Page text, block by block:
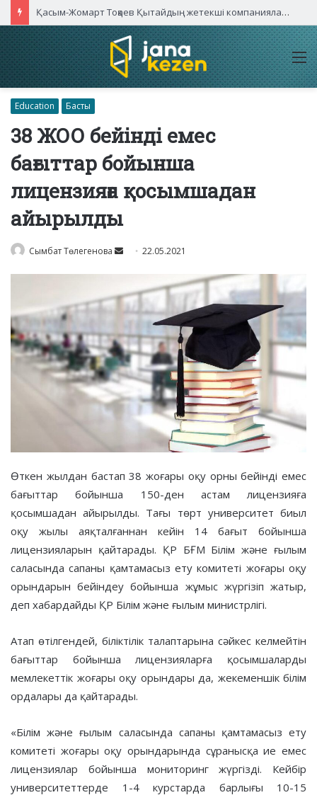
Қасым-Жомарт Тоқаев Қытайдың жетекші компаниялары басшыларымен кездесті
Education Басты
38 ЖОО бейінді емес
бағыттар бойынша
лицензияға қосымшадан
айырылды
Сымбат Төлегенова
Send 22.05.2021
Өткен жылдан бастап 38 жоғары оқу орны бейінді емес
бағыттар бойынша 150-ден астам лицензияға
қосымшадан айырылды. Тағы төрт университет биыл
оқу жылы аяқталғаннан кейін 14 бағыт бойынша
лицензияларын қайтарады. ҚР БҒМ Білім және ғылым
саласында сапаны қамтамасыз ету комитеті жоғары оқу
орындарын бейіндеу бойынша жұмыс жүргізіп жатыр,
деп хабардайды ҚР Білім және ғылым министрлігі.
Атап өтілгендей, біліктілік талаптарына сәйкес келмейтін
бағыттар бойынша лицензияларға қосымшаларды
мемлекеттік жоғары оқу орындары да, жекеменшік білім
ордалары да қайтарады.
«Білім және ғылым саласында сапаны қамтамасыз ету
комитеті жоғары оқу орындарында сұранысқа ие емес
лицензиялар бойынша мониторинг жүргізді. Кейбір
университеттерде 1-4 курстарда барлығы 10-15